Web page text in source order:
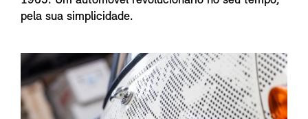
pela sua simplicidade.